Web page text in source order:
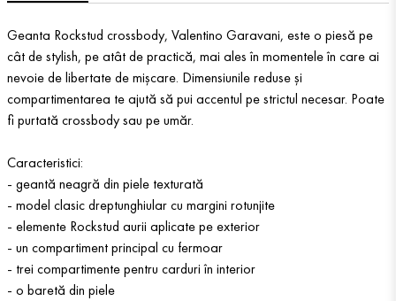
Geanta Rockstud crossbody, Valentino Garavani, este o piesă pe
cât de stylish, pe atât de practică, mai ales în momentele în care ai
nevoie de libertate de mișcare. Dimensiunile reduse și
compartimentarea te ajută să pui accentul pe strictul necesar. Poate
fi purtată crossbody sau pe umăr.
Caracteristici:
- geantă neagră din piele texturată
- model clasic dreptunghiular cu margini rotunjite
- elemente Rockstud aurii aplicate pe exterior
- un compartiment principal cu fermoar
- trei compartimente pentru carduri în interior
- o baretă din piele